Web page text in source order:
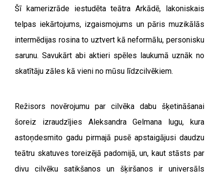
Šī kamerizrāde iestudēta teātra Arkādē, lakoniskais
telpas iekārtojums, izgaismojums un pāris muzikālās
intermēdijas rosina to uztvert kā neformālu, personisku
sarunu. Savukārt abi aktieri spēles laukumā uznāk no
skatītāju zāles kā vieni no mūsu līdzcilvēkiem.
Režisors novērojumu par cilvēka dabu šķetināšanai
šoreiz izraudzījies Aleksandra Gelmana lugu, kura
astoņdesmito gadu pirmajā pusē apstaigājusi daudzu
teātru skatuves toreizējā padomijā, un, kaut stāsts par
divu cilvēku satikšanos un šķiršanos ir universāls